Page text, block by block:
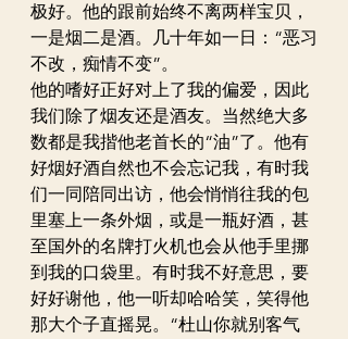
极好。他的跟前始终不离两样宝贝，
一是烟二是酒。几十年如一日：“恶习
不改，痴情不变”。
他的嗜好正好对上了我的偏爱，因此
我们除了烟友还是酒友。当然绝大多
数都是我揩他老首长的“油”了。他有
好烟好酒自然也不会忘记我，有时我
们一同陪同出访，他会悄悄往我的包
里塞上一条外烟，或是一瓶好酒，甚
至国外的名牌打火机也会从他手里挪
到我的口袋里。有时我不好意思，要
好好谢他，他一听却哈哈笑，笑得他
那大个子直摇晃。“杜山你就别客气